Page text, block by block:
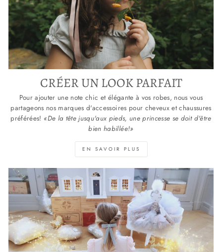
CRÉER UN LOOK PARFAIT
Pour ajouter une note chic et élégante à vos robes, nous vous
partageons nos marques d'accessoires pour cheveux et chaussures
préférées! «De la tête jusqu'aux pieds, une princesse se doit d'être
bien habillée!»
EN SAVOIR PLUS